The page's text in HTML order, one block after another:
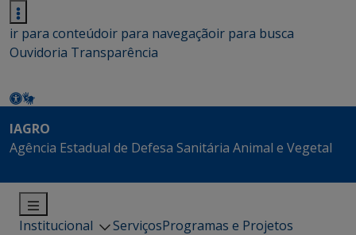
ir para conteúdoir para navegaçãoir para busca
Ouvidoria Transparência
IAGRO
Agência Estadual de Defesa Sanitária Animal e Vegetal
Institucional ServiçosProgramas e Projetos